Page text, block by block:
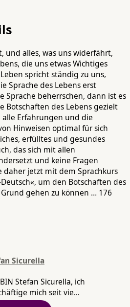
und alles, was uns widerfährt,
die uns etwas Wichtiges
spricht ständig zu uns,
Sprache des Lebens erst
Sprache beherrschen, dann ist es
Botschaften des Lebens gezielt
Erfahrungen und die
Hinweisen optimal für sich
erfülltes und gesundes
das sich mit allen
und keine Fragen
daher jetzt mit dem Sprachkurs
um den Botschaften des
gehen zu können … 176
Sicurella
Stefan Sicurella, ich
mich seit vie...